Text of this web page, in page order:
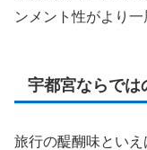
ンメント性がより一
宇都宮ならでは
旅行の醍醐味とい